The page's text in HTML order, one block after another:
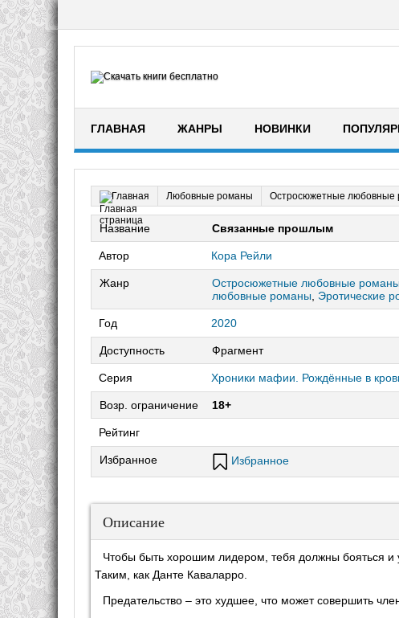
ГЛАВНАЯ ЖАНРЫ НОВИНКИ
Главная Любовные романы Остросюжетные любовные
Название Связанные прошлым
Автор Кора Рейли
Жанр Остросюжетные любовные романы
любовные романы
Эротические
Год 2020
Доступность Фрагмент
Серия Хроники мафии. Рождённые в
Возр. ограничение 18+
Рейтинг
Избранное Избранное
Описание
Чтобы быть хорошим лидером, тебя должны бояться и
Таким, как Данте Каваларро.
Предательство – это худшее, что может совершить